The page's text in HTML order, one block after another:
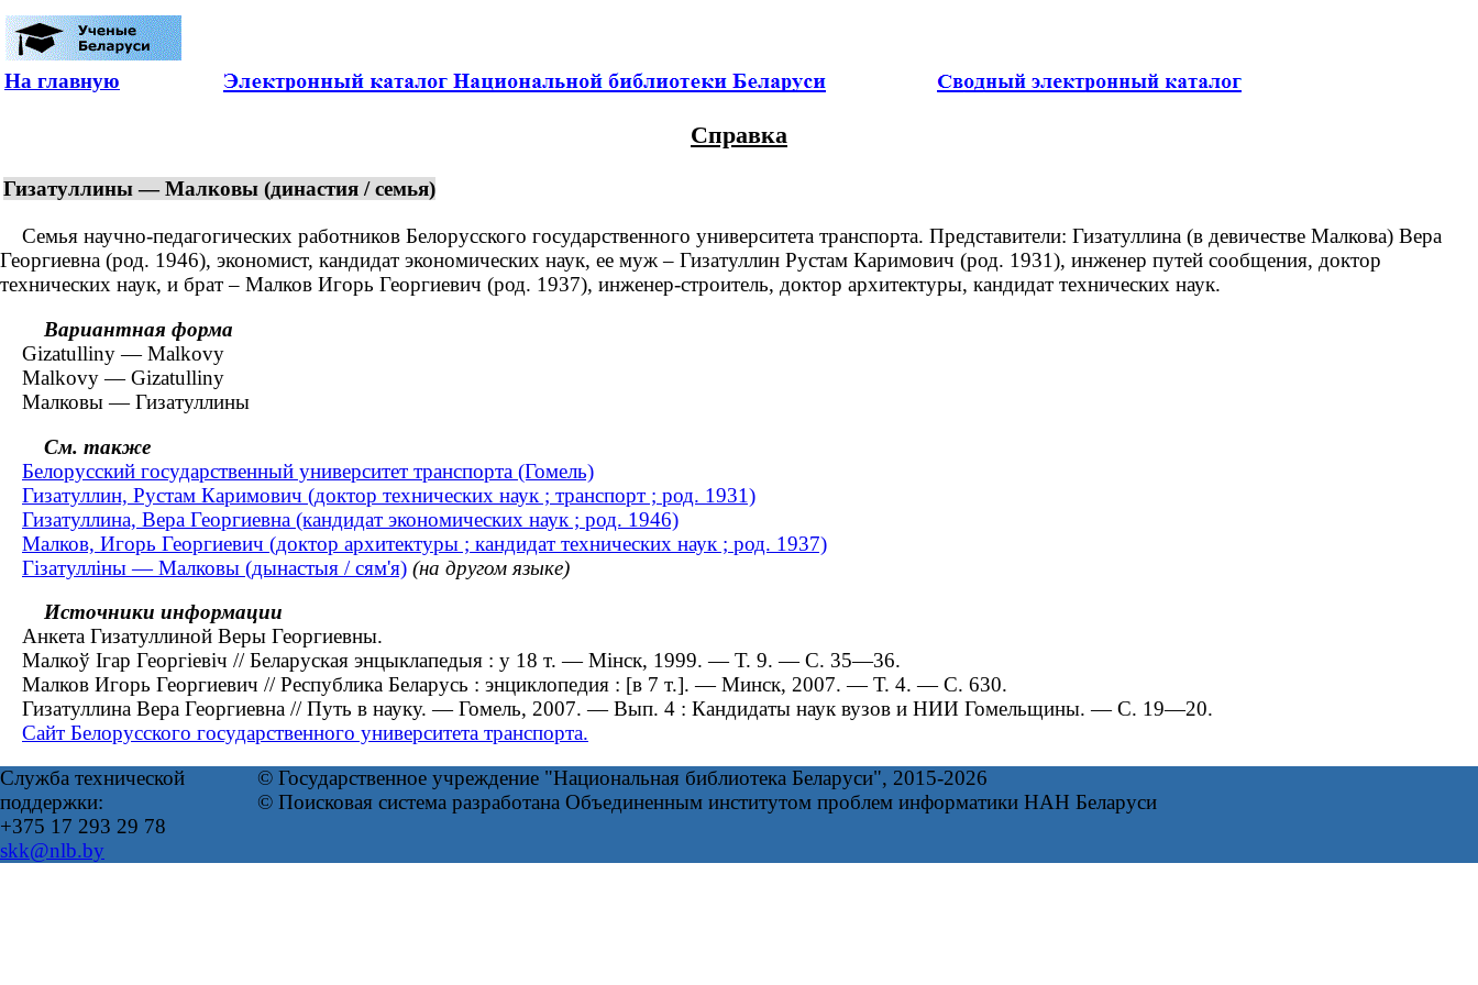
На главную
Справка
Гизатуллины — Малковы (династия / семья)
Семья научно-педагогических работников Белорусского государственного университета транспорта. Представители: Гизатуллина (в девичестве Малкова) Вера
Георгиевна (род. 1946), экономист, кандидат экономических наук, ее муж – Гизатуллин Рустам Каримович (род. 1931), инженер путей сообщения, доктор
технических наук, и брат – Малков Игорь Георгиевич (род. 1937), инженер-строитель, доктор архитектуры, кандидат технических наук.
Вариантная форма
Gizatulliny — Malkovy
Malkovy — Gizatulliny
Малковы — Гизатуллины
См. также
Белорусский государственный университет транспорта (Гомель)
Гизатуллин, Рустам Каримович (доктор технических наук ; транспорт ; род. 1931)
Гизатуллина, Вера Георгиевна (кандидат экономических наук ; род. 1946)
Малков, Игорь Георгиевич (доктор архитектуры ; кандидат технических наук ; род. 1937)
Гізатулліны — Малковы (дынастыя / сям'я) (на другом языке)
Источники информации
Анкета Гизатуллиной Веры Георгиевны.
Малкоў Ігар Георгіевіч // Беларуская энцыклапедыя : у 18 т. — Мінск, 1999. — Т. 9. — С. 35—36.
Малков Игорь Георгиевич // Республика Беларусь : энциклопедия : [в 7 т.]. — Минск, 2007. — Т. 4. — С. 630.
Гизатуллина Вера Георгиевна // Путь в науку. — Гомель, 2007. — Вып. 4 : Кандидаты наук вузов и НИИ Гомельщины. — С. 19—20.
Сайт Белорусского государственного университета транспорта.
Служба технической
поддержки:
+375 17 293 29 78
skk@nlb.by
© Государственное учреждение "Национальная библиотека Беларуси", 2015-2026
© Поисковая система разработана Объединенным институтом проблем информатики НАН Беларуси